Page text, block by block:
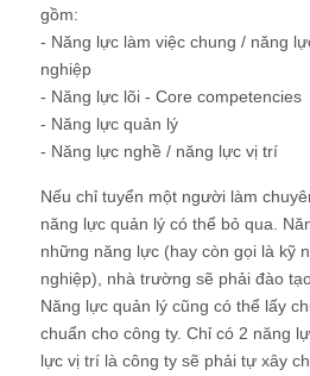
gồm:
- Năng lực làm việc chung / năng
nghiệp
- Năng lực lõi - Core competencies
- Năng lực quản lý
- Năng lực nghề / năng lực vị trí
Nếu chỉ tuyển một người làm
năng lực quản lý có thể bỏ qua.
những năng lực (hay còn gọi là kỹ
nghiệp), nhà trường sẽ phải đào
Năng lực quản lý cũng có thể lấy
chuẩn cho công ty. Chỉ có 2 năng
lực vị trí là công ty sẽ phải tự xây